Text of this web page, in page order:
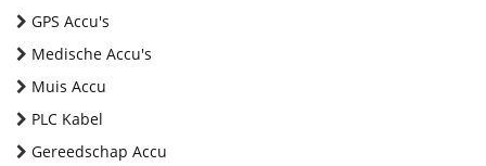
GPS Accu's
Medische Accu's
Muis Accu
PLC Kabel
Gereedschap Accu